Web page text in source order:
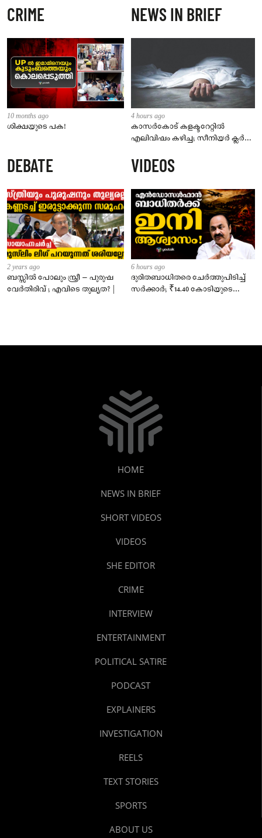
CRIME
10 months ago
ശിക്ഷയുടെ പക!
NEWS IN BRIEF
4 hours ago
കാസർകോട് കളക്ടറേറ്റിൽ
എലിവിഷം കഴിച്ച; സീനിയർ ക്ലർക്ക്
DEBATE
2 years ago
ബസ്സിൽ പോലും സ്ത്രീ – പുരുഷ
വേർതിരിവ് ; എവിടെ തുല്യത? |
VIDEOS
6 hours ago
ദുരിതബാധിതരെ ചേർത്തുപിടിച്ച്
സർക്കാർ; ₹14.40 കോടിയുടെ
HOME
NEWS IN BRIEF
SHORT VIDEOS
VIDEOS
SHE EDITOR
CRIME
INTERVIEW
ENTERTAINMENT
POLITICAL SATIRE
PODCAST
EXPLAINERS
INVESTIGATION
REELS
TEXT STORIES
SPORTS
ABOUT US